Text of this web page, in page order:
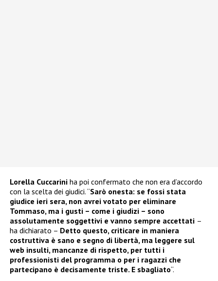
Lorella Cuccarini ha poi confermato che non era d’accordo
con la scelta dei giudici. “Sarò onesta: se fossi stata
giudice ieri sera, non avrei votato per eliminare
Tommaso, ma i gusti – come i giudizi – sono
assolutamente soggettivi e vanno sempre accettati –
ha dichiarato – Detto questo, criticare in maniera
costruttiva è sano e segno di libertà, ma leggere sul
web insulti, mancanze di rispetto, per tutti i
professionisti del programma o per i ragazzi che
partecipano è decisamente triste. E sbagliato“.